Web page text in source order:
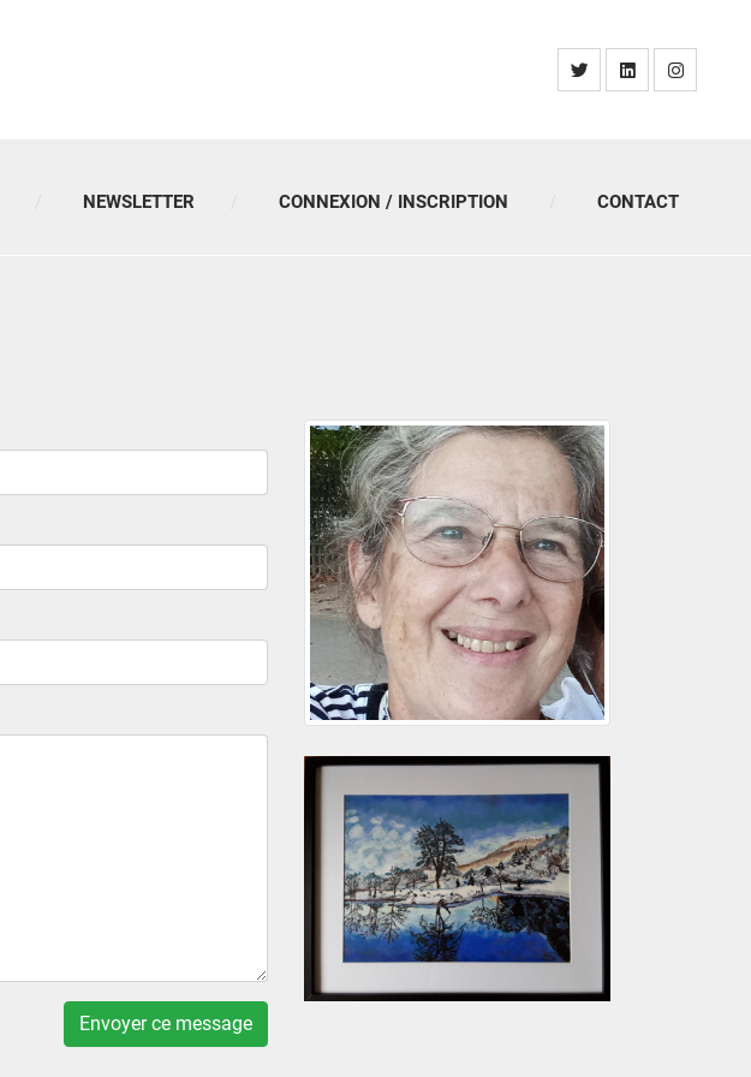
NEWSLETTER CONNEXION / INSCRIPTION CONTACT